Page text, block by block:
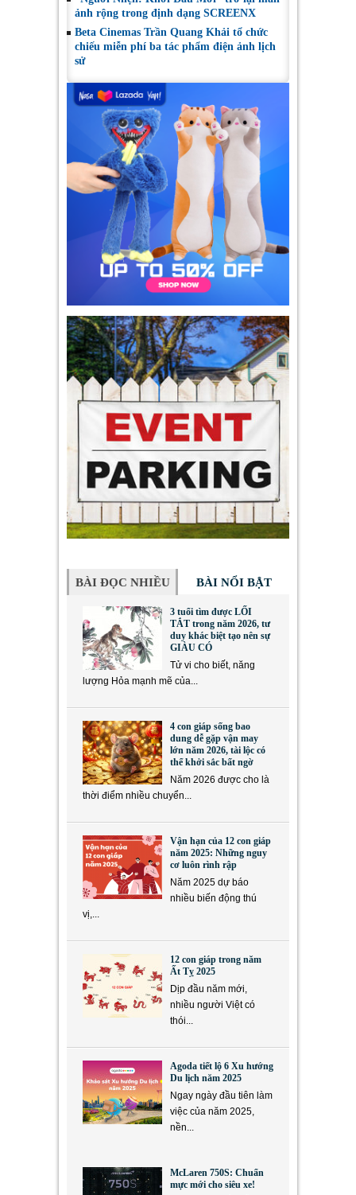
ảnh rộng trong định dạng SCREENX
Beta Cinemas Trần Quang Khải tổ chức
chiếu miễn phí ba tác phẩm điện ảnh lịch
sử
BÀI ĐỌC NHIỀU BÀI NỔI BẬT
3 tuổi tìm được LỐI
TẮT trong năm 2026, tư
duy khác biệt tạo nên sự
GIÀU CÓ
Tử vi cho biết, năng
lượng Hỏa mạnh mẽ của...
4 con giáp sống bao
dung dễ gặp vận may
lớn năm 2026, tài lộc có
thể khởi sắc bất ngờ
Năm 2026 được cho là
thời điểm nhiều chuyển...
Vận hạn của 12 con giáp
năm 2025: Những nguy
cơ luôn rình rập
Năm 2025 dự báo
nhiều biến động thú
vị,...
12 con giáp trong năm
Ất Tỵ 2025
Dịp đầu năm mới,
nhiều người Việt có
thói...
Agoda tiết lộ 6 Xu hướng
Du lịch năm 2025
Ngay ngày đầu tiên làm
việc của năm 2025,
nền...
McLaren 750S: Chuẩn
mực mới cho siêu xe!